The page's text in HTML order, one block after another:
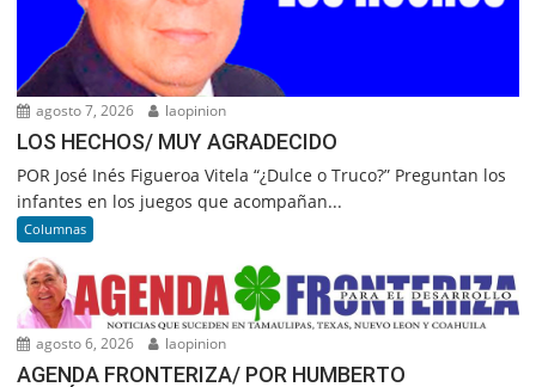
agosto 7, 2026 laopinion
LOS HECHOS/ MUY AGRADECIDO
POR José Inés Figueroa Vitela “¿Dulce o Truco?” Preguntan los
infantes en los juegos que acompañan...
Columnas
agosto 6, 2026 laopinion
AGENDA FRONTERIZA/ POR HUMBERTO